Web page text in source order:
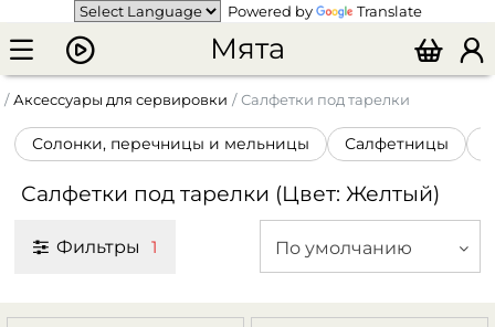
Powered by Translate
Мята
Аксессуары для сервировки Салфетки под тарелки
Солонки, перечницы и мельницы Салфетницы
Салфетки под тарелки (Цвет: Желтый)
Фильтры 1 По умолчанию